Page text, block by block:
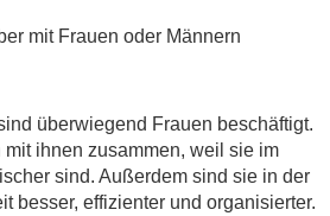
mit Frauen oder Männern
überwiegend Frauen beschäftigt.
mit ihnen zusammen, weil sie im
sind. Außerdem sind sie in der
besser, effizienter und organisierter.